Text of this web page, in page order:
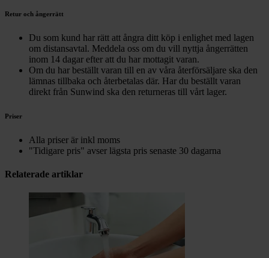
Retur och ångerrätt
Du som kund har rätt att ångra ditt köp i enlighet med lagen
om distansavtal. Meddela oss om du vill nyttja ångerrätten
inom 14 dagar efter att du har mottagit varan.
Om du har beställt varan till en av våra återförsäljare ska den
lämnas tillbaka och återbetalas där. Har du beställt varan
direkt från Sunwind ska den returneras till vårt lager.
Priser
Alla priser är inkl moms
"Tidigare pris" avser lägsta pris senaste 30 dagarna
Relaterade artiklar